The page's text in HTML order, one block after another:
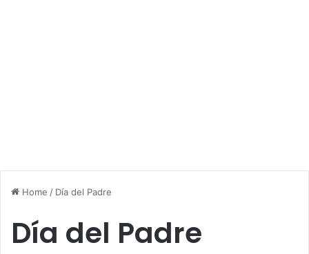
Home / Día del Padre
Día del Padre